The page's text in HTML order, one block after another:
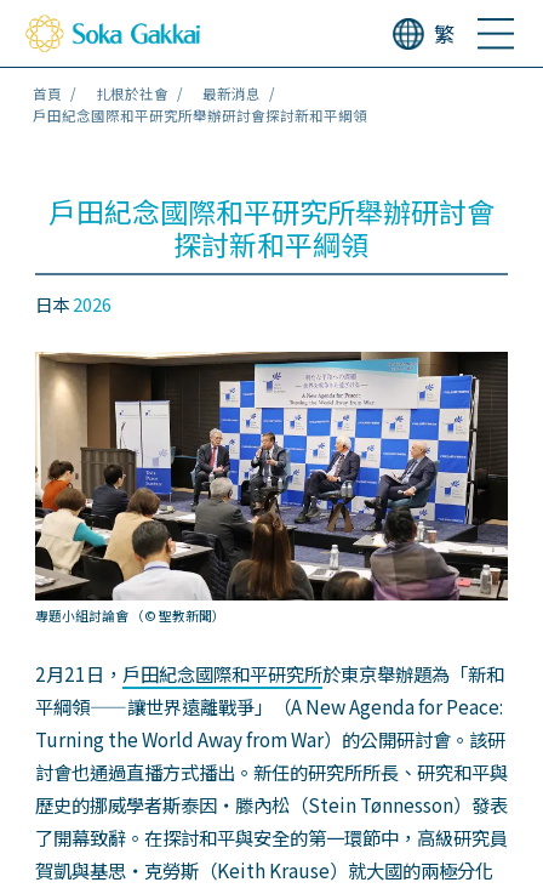
繁
首頁 扎根於社會
最新消息
戶田紀念國際和平研究所舉辦研討會探討新和平綱領
戶田紀念國際和平研究所舉辦研討會
探討新和平綱領
日本2026
專題小組討論會 （© 聖教新聞）
2月21日， 戶田紀念國際和平研究所於東京舉辦題為「新和
平綱領——讓世界遠離戰爭」（A New Agenda for Peace:
Turning the World Away from War）的公開研討會。該研
討會也通過直播方式播出。新任的研究所所長、研究和平與
歷史的挪威學者斯泰因・滕內松（Stein Tønnesson）發表
了開幕致辭。在探討和平與安全的第一環節中，高級研究員
賀凱與基思・克勞斯（Keith Krause）就大國的兩極分化